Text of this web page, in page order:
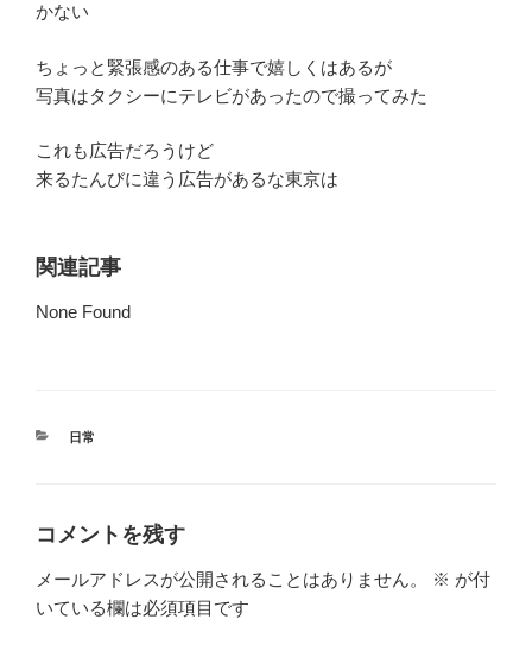
かない
ちょっと緊張感のある仕事で嬉しくはあるが
写真はタクシーにテレビがあったので撮ってみた
これも広告だろうけど
来るたんびに違う広告があるな東京は
関連記事
None Found
カ
日常
コメントを残す
メールアドレスが公開されることはありません。 ※ が付
いている欄は必須項目です